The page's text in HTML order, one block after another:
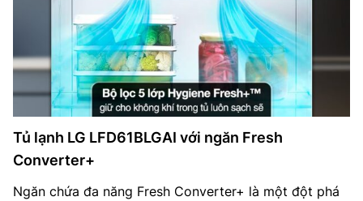
Tủ lạnh LG LFD61BLGAI với ngăn Fresh
Converter+
Ngăn chứa đa năng Fresh Converter+ là một đột phá